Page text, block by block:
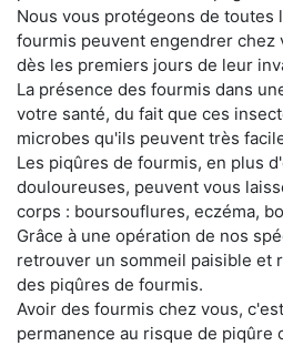
Nous vous protégeons de toutes
fourmis peuvent engendrer chez
dès les premiers jours de leur
La présence des fourmis dans
votre santé, du fait que ces
microbes qu'ils peuvent très
Les piqûres de fourmis, en plus
douloureuses, peuvent vous
corps : boursouflures, eczéma,
Grâce à une opération de nos
retrouver un sommeil paisible et
des piqûres de fourmis.
Avoir des fourmis chez vous,
permanence au risque de piqûre